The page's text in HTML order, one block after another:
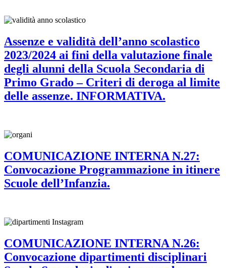
Assenze e validità dell’anno scolastico
2023/2024 ai fini della valutazione finale
degli alunni della Scuola Secondaria di
Primo Grado – Criteri di deroga al limite
delle assenze. INFORMATIVA.
COMUNICAZIONE INTERNA N.27:
Convocazione Programmazione in itinere
Scuole dell’Infanzia.
COMUNICAZIONE INTERNA N.26:
Convocazione dipartimenti disciplinari